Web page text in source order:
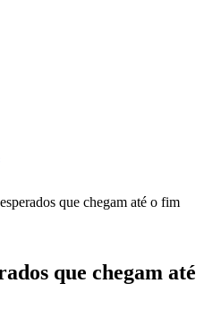
que chegam até o fim
que chegam até